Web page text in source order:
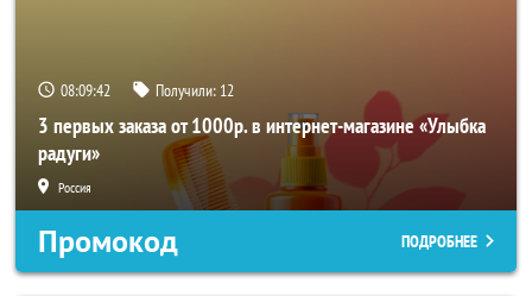
08:09:41 Получили: 12
3 первых заказа от 1000р. в интернет-магазине «Улыбка
радуги»
Россия
Промокод ПОДРОБНЕЕ